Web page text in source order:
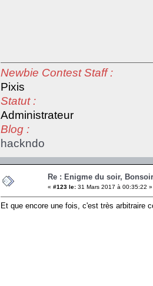
Newbie Contest Staff :
Pixis
Statut :
Administrateur
Blog :
hackndo
Re : Enigme du soir,
« #123 le: 31 Mars 2017 à 00:35:22 »
Et que encore une fois, c'est très arbitraire